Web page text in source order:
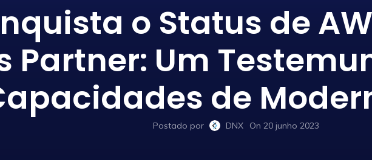
o Status de
Partner: Um
de
Postado por DNX On 20 junho 2023